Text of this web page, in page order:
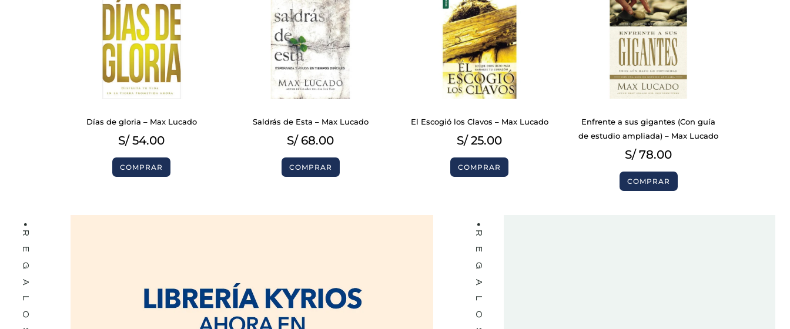
Días de gloria – Max Lucado
S/54.00
COMPRAR
Saldrás de Esta – Max Lucado
S/68.00
COMPRAR
El Escogió los Clavos – Max Lucado
S/25.00
COMPRAR
Enfrente a sus gigantes (Con guía
de estudio ampliada) – Max Lucado
S/78.00
COMPRAR
BIBLIAS
LIBROS
REGALOS
REGALOS